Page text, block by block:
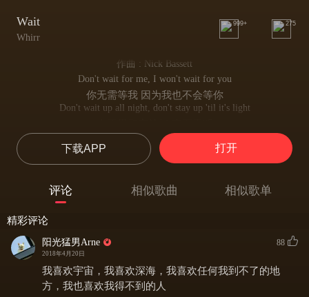
Wait
Whirr
999+ 275
作曲 : Nick Bassett
Don't wait for me, I won't wait for you
你无需等我 因为我也不会等你
Don't wait up all night, don't stay up 'til it's light
Don't wait for me, I won't wait for you
你无需等我 因为我也不会等你
Don't wait up all night, don't stay up 'til it's light
Who are you to argue with our thoughts
甚至只能看见你被遮住眼睛的脸
Who are you to say you know me?
下载APP 打开
评论 相似歌曲 相似歌单
精彩评论
阳光猛男Arne
2018年4月20日
88
我喜欢宇宙，我喜欢深海，我喜欢任何我到不了的地
方，我也喜欢我得不到的人